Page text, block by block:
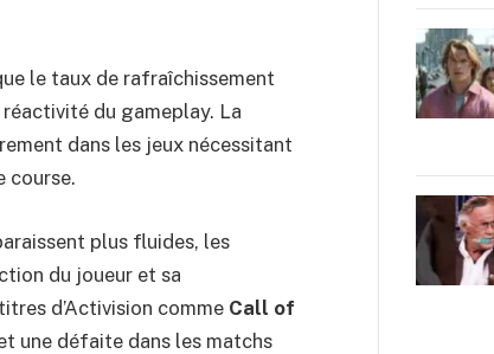
le taux de rafraîchissement
du gameplay. La
dans les jeux nécessitant
course.
plus fluides, les
du joueur et sa
d’Activision comme Call of
une défaite dans les matchs